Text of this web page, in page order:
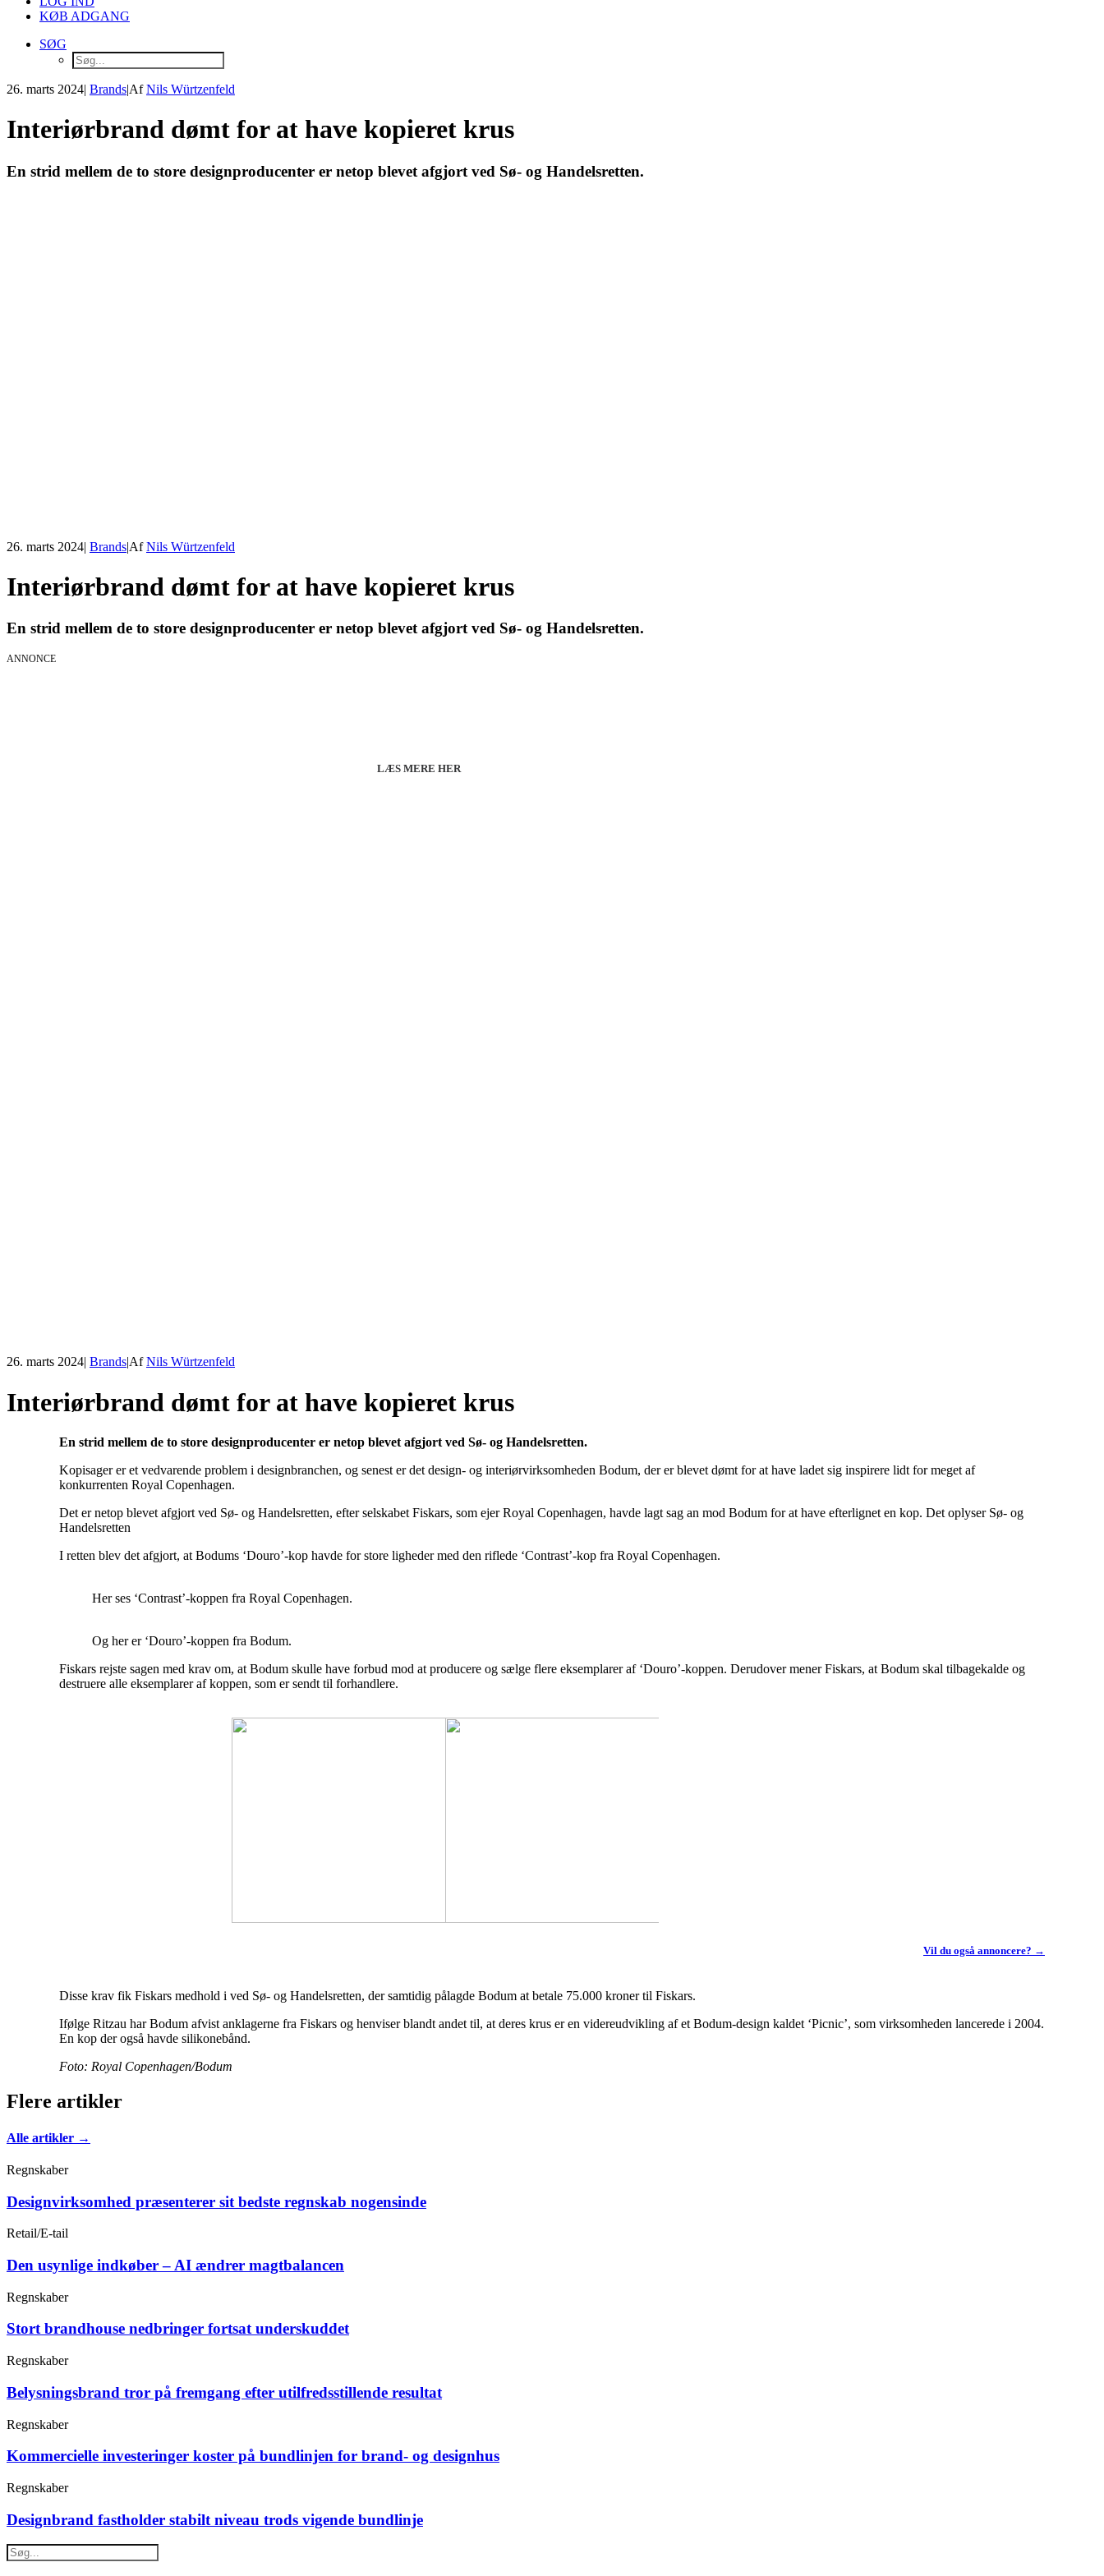
KØB ADGANG
SØG
26. marts 2024| Brands|AfNils Würtzenfeld
Interiørbrand dømt for at have kopieret krus
En strid mellem de to store designproducenter er netop blevet afgjort ved Sø- og Handelsretten.
26. marts 2024| Brands|AfNils Würtzenfeld
Interiørbrand dømt for at have kopieret krus
En strid mellem de to store designproducenter er netop blevet afgjort ved Sø- og Handelsretten.
ANNONCE
LÆS MERE HER
26. marts 2024| Brands|AfNils Würtzenfeld
Interiørbrand dømt for at have kopieret krus
En strid mellem de to store designproducenter er netop blevet afgjort ved Sø- og Handelsretten.
Kopisager er et vedvarende problem i designbranchen, og senest er det design- og interiørvirksomheden Bodum, der er blevet dømt for at have ladet sig inspirere lidt for meget af
konkurrenten Royal Copenhagen.
Det er netop blevet afgjort ved Sø- og Handelsretten, efter selskabet Fiskars, som ejer Royal Copenhagen, havde lagt sag an mod Bodum for at have efterlignet en kop. Det oplyser Sø- og
Handelsretten
I retten blev det afgjort, at Bodums ‘Douro’-kop havde for store ligheder med den riflede ‘Contrast’-kop fra Royal Copenhagen.
Her ses ‘Contrast’-koppen fra Royal Copenhagen.
Og her er ‘Douro’-koppen fra Bodum.
Fiskars rejste sagen med krav om, at Bodum skulle have forbud mod at producere og sælge flere eksemplarer af ‘Douro’-koppen. Derudover mener Fiskars, at Bodum skal tilbagekalde og
destruere alle eksemplarer af koppen, som er sendt til forhandlere.
Vil du også annoncere? →
Disse krav fik Fiskars medhold i ved Sø- og Handelsretten, der samtidig pålagde Bodum at betale 75.000 kroner til Fiskars.
Ifølge Ritzau har Bodum afvist anklagerne fra Fiskars og henviser blandt andet til, at deres krus er en videreudvikling af et Bodum-design kaldet ‘Picnic’, som virksomheden lancerede i 2004.
En kop der også havde silikonebånd.
Foto: Royal Copenhagen/Bodum
Flere artikler
Alle artikler →
Regnskaber
Designvirksomhed præsenterer sit bedste regnskab nogensinde
Retail/E-tail
Den usynlige indkøber – AI ændrer magtbalancen
Regnskaber
Stort brandhouse nedbringer fortsat underskuddet
Regnskaber
Belysningsbrand tror på fremgang efter utilfredsstillende resultat
Regnskaber
Kommercielle investeringer koster på bundlinjen for brand- og designhus
Regnskaber
Designbrand fastholder stabilt niveau trods vigende bundlinje